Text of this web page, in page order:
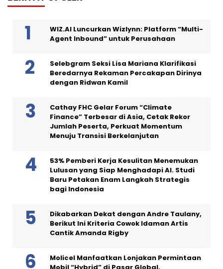
WIZ.AI Luncurkan Wizlynn: Platform “Multi-
Agent Inbound” untuk Perusahaan
Selebgram Seksi Lisa Mariana Klarifikasi
Beredarnya Rekaman Percakapan Dirinya
dengan Ridwan Kamil
Cathay FHC Gelar Forum “Climate
Finance” Terbesar di Asia, Cetak Rekor
Jumlah Peserta, Perkuat Momentum
Menuju Transisi Berkelanjutan
53% Pemberi Kerja Kesulitan Menemukan
Lulusan yang Siap Menghadapi AI. Studi
Baru Petakan Enam Langkah Strategis
bagi Indonesia
Dikabarkan Dekat dengan Andre Taulany,
Berikut Ini Kriteria Cowok Idaman Artis
Cantik Amanda Rigby
Molicel Manfaatkan Lonjakan Permintaan